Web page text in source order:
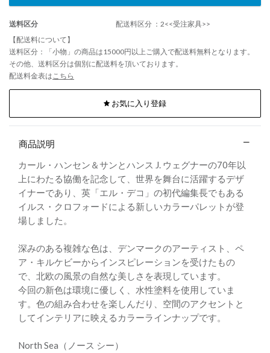
送料区分
配送料区分 ：2<<受注家具>>
【配送料について】
送料区分：「小物」の商品は15000円以上ご購入で配送料無料となります。
その他、送料区分は個別に配送料を頂いております。
配送料金表は こちら
お気に入り登録
商品説明
カール・ハンセン＆サンとハンス J. ウェグナーの70年以
上にわたる協働を記念して、世界を舞台に活躍するデザ
イナーであり、英「エル・デコ」の初代編集長でもある
イルス・クロフォードによる新しいカラーパレットが登
場しました。
深みのある複雑な色は、デンマークのアーティスト、ペ
ア・キルケビーからインスピレーションを受けたもの
で、北欧の風景の自然な美しさを表現しています。
今回の新色は環境に優しく、水性塗料を使用していま
す。色の組み合わせを楽しんだり、空間のアクセントと
してインテリアに映えるカラーラインナップです。
North Sea（ノース シー）